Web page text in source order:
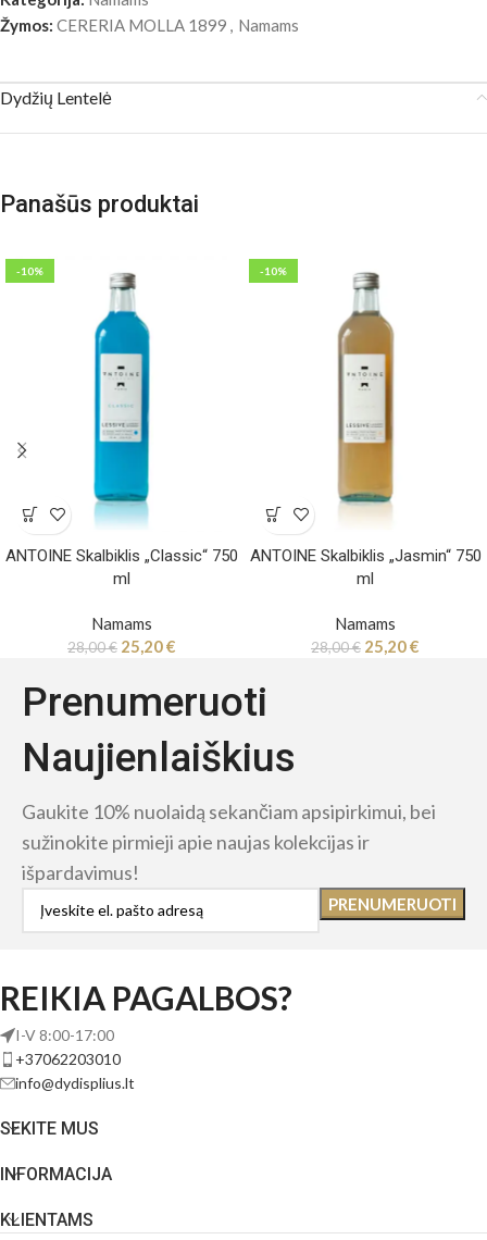
Žymos: CERERIA MOLLA 1899 , Namams
Dydžių Lentelė
Panašūs produktai
-10%
ANTOINE Skalbiklis „Classic“ 750
ml
Namams
28,00€ 25,20€
-10%
ANTOINE Skalbiklis „Jasmin“ 750
ml
Namams
28,00€ 25,20€
Prenumeruoti
Naujienlaiškius
Gaukite 10% nuolaidą sekančiam apsipirkimui, bei
sužinokite pirmieji apie naujas kolekcijas ir
išpardavimus!
REIKIA PAGALBOS?
I-V 8:00-17:00
+37062203010
info@dydisplius.lt
SEKITE MUS
INFORMACIJA
KLIENTAMS